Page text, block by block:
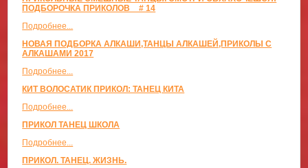
ПОДБОРОЧКА ПРИКОЛОВ _ # 14
Подробнее...
НОВАЯ ПОДБОРКА АЛКАШИ,ТАНЦЫ АЛКАШЕЙ,ПРИКОЛЫ С
АЛКАШАМИ 2017
Подробнее...
КИТ ВОЛОСАТИК ПРИКОЛ: ТАНЕЦ КИТА
Подробнее...
ПРИКОЛ ТАНЕЦ ШКОЛА
Подробнее...
ПРИКОЛ. ТАНЕЦ. ЖИЗНЬ.